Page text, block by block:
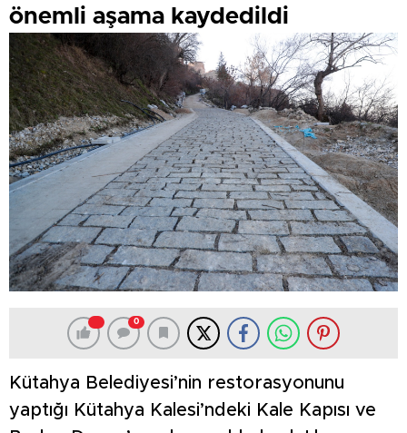
önemli aşama kaydedildi
0
Kütahya Belediyesi’nin restorasyonunu
yaptığı Kütahya Kalesi’ndeki Kale Kapısı ve